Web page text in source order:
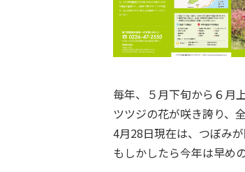
毎年、５月下旬から６月
ツツジの花が咲き誇り、
4月28日現在は、つぼみ
もしかしたら今年は早め